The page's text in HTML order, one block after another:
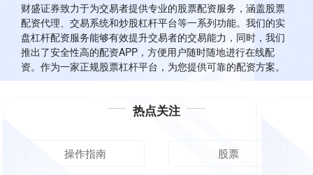
财盛证券致力于为交易者提供专业的股票配资服务，涵盖股票
配资代理、交易系统和炒股杠杆平台等一系列功能。我们的实
盘杠杆配资服务能够有效提升交易者的交易能力，同时，我们
推出了安全性高的配资APP，方便用户随时随地进行在线配
资。作为一家正规股票杠杆平台，为您提供可靠的配资方案。
热点关注
操作指南 股票